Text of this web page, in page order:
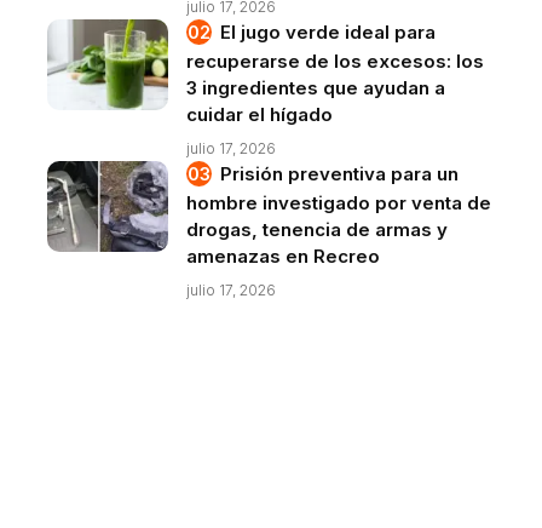
julio 17, 2026
El jugo verde ideal para
recuperarse de los excesos: los
3 ingredientes que ayudan a
cuidar el hígado
julio 17, 2026
Prisión preventiva para un
hombre investigado por venta de
drogas, tenencia de armas y
amenazas en Recreo
julio 17, 2026